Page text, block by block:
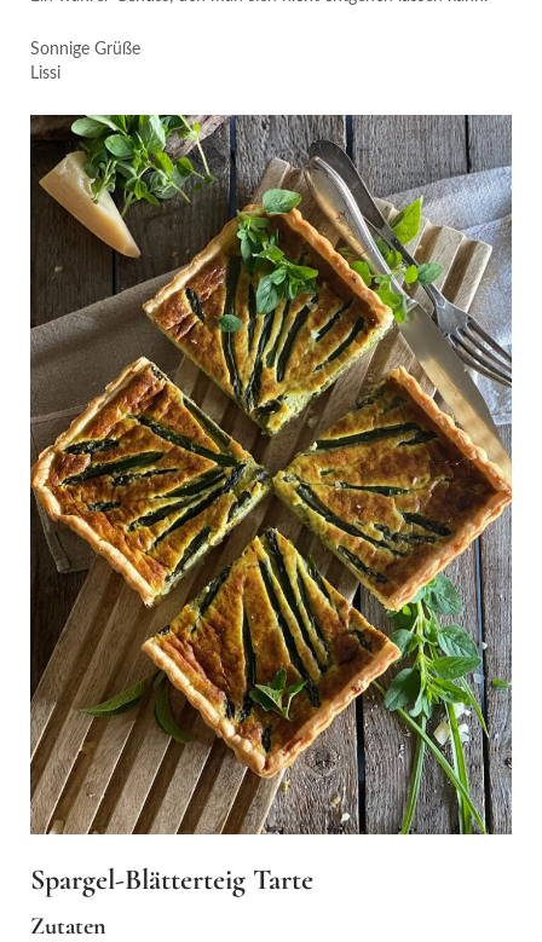
Sonnige Grüße
Lissi
Spargel-Blätterteig Tarte
Zutaten